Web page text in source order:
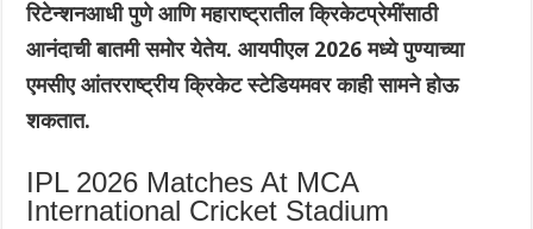
रिटेन्शनआधी पुणे आणि महाराष्ट्रातील क्रिकेटप्रेमींसाठी
आनंदाची बातमी समोर येतेय.‌ आयपीएल 2026 मध्ये पुण्याच्या
एमसीए आंतरराष्ट्रीय क्रिकेट स्टेडियमवर काही सामने होऊ
शकतात.
IPL 2026 Matches At MCA
International Cricket Stadium